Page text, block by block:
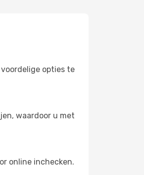
opties te
waardoor u met
online inchecken.